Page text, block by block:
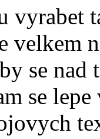
vyrabet
velkem
se nad
se